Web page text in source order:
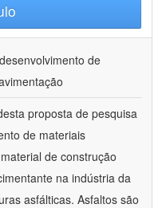
de
proposta de pesquisa
de materiais
de construção
na indústria da
asfálticas. Asfaltos são